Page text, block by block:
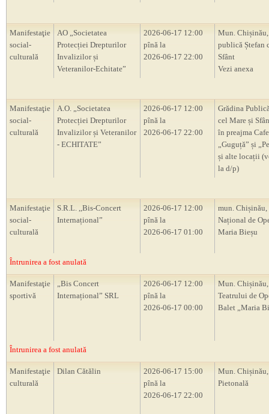
Manifestaţie
social-
culturală
AO „Societatea
Protecției Drepturilor
Invalizilor și
Veteranilor-Echitate”
2026-06-17 12:00
pînă la
2026-06-17 22:00
Mun.
publică Ștefan
Sfânt
Vezi anexa
Manifestaţie
social-
culturală
A.O. „Societatea
Protecției Drepturilor
Invalizilor și Veteranilor
- ECHITATE”
2026-06-17 12:00
pînă la
2026-06-17 22:00
Grădina
cel Mare și
în preajma
„Guguță” și
și alte locații
la d/p)
Manifestaţie
social-
culturală
S.R.L. ,,Bis-Concert
Internațional”
2026-06-17 12:00
pînă la
2026-06-17 01:00
mun. Chișinău,
Național de
Maria Bieșu
Întrunirea a fost anulată
Manifestaţie
sportivă
„Bis Concert
Internațional” SRL
2026-06-17 12:00
pînă la
2026-06-17 00:00
Mun.
Teatrului de
Balet „Maria
Întrunirea a fost anulată
Manifestaţie
culturală
Dilan Cătălin
2026-06-17 15:00
pînă la
2026-06-17 22:00
Mun. Chișinău,
Pietonală